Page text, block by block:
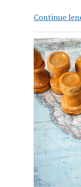
Continue